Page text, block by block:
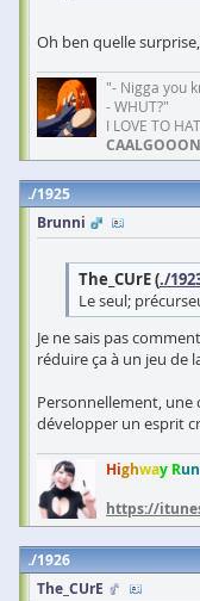
Oh ben quelle
"- Nigga you
- WHUT?"
I LOVE TO
1925
Brunni
The_CUrE (./
Le seul;
Je ne sais pas
réduire ça à un jeu de
Personnellement, une
développer un esprit
Highway Run
https://
1926
The_CUrE